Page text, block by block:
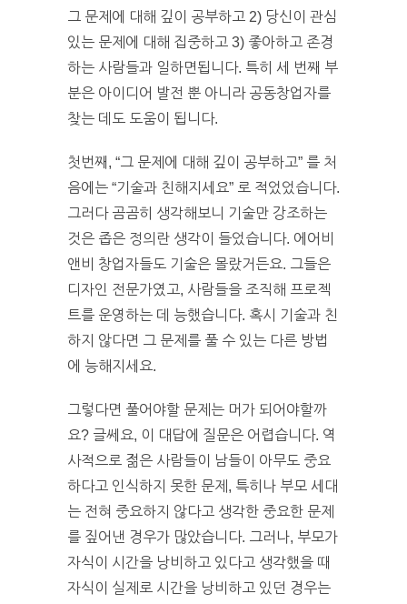
그 문제에 대해 깊이 공부하고 2) 당신이 관심
있는 문제에 대해 집중하고 3) 좋아하고 존경
하는 사람들과 일하면됩니다. 특히 세 번째 부
분은 아이디어 발전 뿐 아니라 공동창업자를
찾는 데도 도움이 됩니다.
첫번째, “그 문제에 대해 깊이 공부하고” 를 처
음에는 “기술과 친해지세요” 로 적었었습니다.
그러다 곰곰히 생각해보니 기술만 강조하는
것은 좁은 정의란 생각이 들었습니다. 에어비
앤비 창업자들도 기술은 몰랐거든요. 그들은
디자인 전문가였고, 사람들을 조직해 프로젝
트를 운영하는 데 능했습니다. 혹시 기술과 친
하지 않다면 그 문제를 풀 수 있는 다른 방법
에 능해지세요.
그렇다면 풀어야할 문제는 머가 되어야할까
요? 글쎄요, 이 대답에 질문은 어렵습니다. 역
사적으로 젊은 사람들이 남들이 아무도 중요
하다고 인식하지 못한 문제, 특히나 부모 세대
는 전혀 중요하지 않다고 생각한 중요한 문제
를 짚어낸 경우가 많았습니다. 그러나, 부모가
자식이 시간을 낭비하고 있다고 생각했을 때
자식이 실제로 시간을 낭비하고 있던 경우는